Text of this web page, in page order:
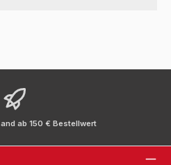
ab 150 € Bestellwert